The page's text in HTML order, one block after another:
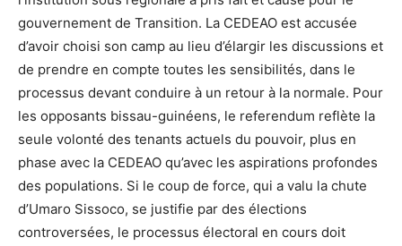
gouvernement de Transition. La CEDEAO est accusée
d’avoir choisi son camp au lieu d’élargir les discussions et
de prendre en compte toutes les sensibilités, dans le
processus devant conduire à un retour à la normale. Pour
les opposants bissau-guinéens, le referendum reflète la
seule volonté des tenants actuels du pouvoir, plus en
phase avec la CEDEAO qu’avec les aspirations profondes
des populations. Si le coup de force, qui a valu la chute
d’Umaro Sissoco, se justifie par des élections
controversées, le processus électoral en cours doit